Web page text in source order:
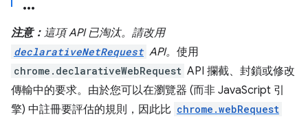
注意： 這項 API 已淘汰。請改用
declarativeNetRequest API。 使用
chrome.declarativeWebRequest API 攔截、封鎖或修改
傳輸中的要求。由於您可以在瀏覽器 (而非 JavaScript 引
擎) 中註冊要評估的規則，因此比 chrome.webRequest